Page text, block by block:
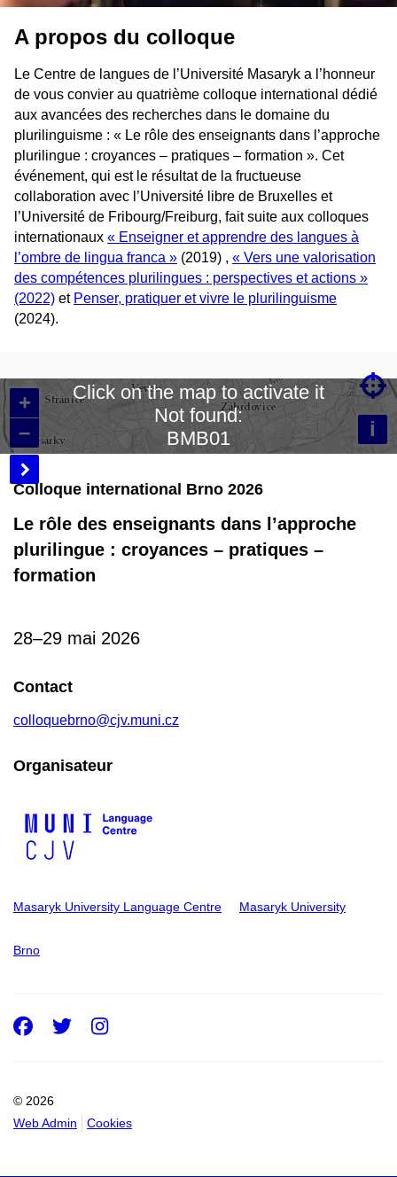
A propos du colloque
Le Centre de langues de l’Université Masaryk a l’honneur
de vous convier au quatrième colloque international dédié
aux avancées des recherches dans le domaine du
plurilinguisme : « Le rôle des enseignants dans l’approche
plurilingue : croyances – pratiques – formation ». Cet
événement, qui est le résultat de la fructueuse
collaboration avec l’Université libre de Bruxelles et
l’Université de Fribourg/Freiburg, fait suite aux colloques
internationaux « Enseigner et apprendre des langues à
l’ombre de lingua franca » (2019) , « Vers une valorisation
des compétences plurilingues : perspectives et actions »
(2022) et Penser, pratiquer et vivre le plurilinguisme
(2024).
+
–
i


Click on the map to activate it
Not found:
BMB01
Colloque international Brno 2026
Le rôle des enseignants dans l’approche
plurilingue : croyances – pratiques –
formation
28–29 mai 2026
Contact
colloquebrno@cjv.muni.cz
Organisateur
Masaryk University Language Centre Masaryk University
Brno
© 2026
Web Admin
Cookies
Facebook
Twitter
Instagram